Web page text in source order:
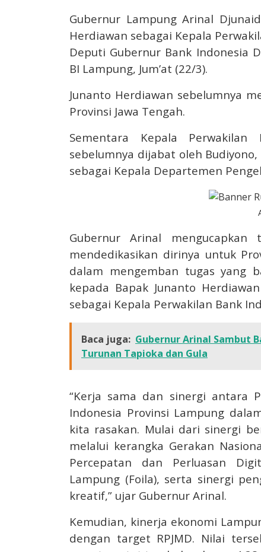
Gubernur Lampung Arinal
Herdiawan sebagai Kepala
Deputi Gubernur Bank Indonesia
BI Lampung, Jum’at (22/3).
Junanto Herdiawan sebelumnya
Provinsi Jawa Tengah.
Sementara Kepala
sebelumnya dijabat oleh
sebagai Kepala Departemen
Gubernur Arinal
mendedikasikan dirinya untuk
dalam mengemban tugas yang
kepada Bapak Junanto
sebagai Kepala Perwakilan Bank
Baca juga: Gubernur Arinal Sambut
Turunan Tapioka dan Gula
“Kerja sama dan sinergi antara
Indonesia Provinsi Lampung
kita rasakan. Mulai dari sinergi
melalui kerangka Gerakan
Percepatan dan Perluasan
Lampung (Foila), serta sinergi
kreatif,” ujar Gubernur Arinal.
Kemudian, kinerja ekonomi
dengan target RPJMD. Nilai